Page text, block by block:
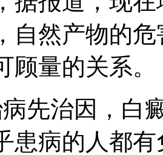
自然产物的
顾量的关系。
治因，白癜
患病的人都